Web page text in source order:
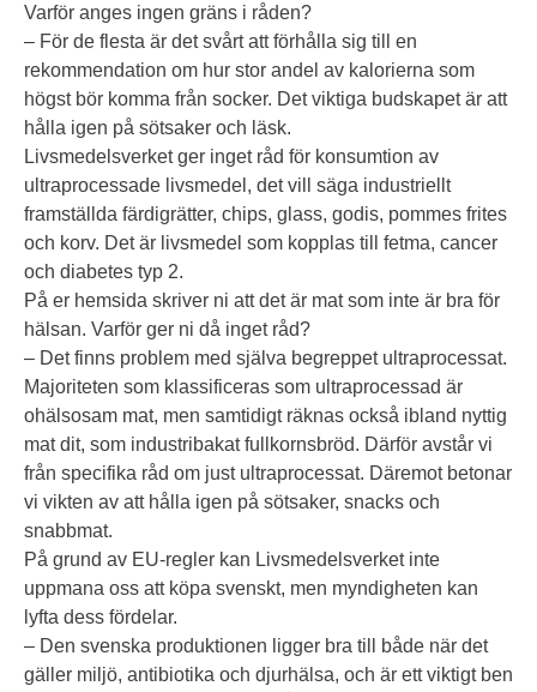
Varför anges ingen gräns i råden?
– För de flesta är det svårt att förhålla sig till en
rekommendation om hur stor andel av kalorierna som
högst bör komma från socker. Det viktiga budskapet är att
hålla igen på sötsaker och läsk.
Livsmedelsverket ger inget råd för konsumtion av
ultraprocessade livsmedel, det vill säga industriellt
framställda färdigrätter, chips, glass, godis, pommes frites
och korv. Det är livsmedel som kopplas till fetma, cancer
och diabetes typ 2.
På er hemsida skriver ni att det är mat som inte är bra för
hälsan. Varför ger ni då inget råd?
– Det finns problem med själva begreppet ultraprocessat.
Majoriteten som klassificeras som ultra­processad är
ohälsosam mat, men samtidigt räknas också ibland nyttig
mat dit, som industribakat fullkornsbröd. Därför avstår vi
från specifika råd om just ultraprocessat. Däremot betonar
vi vikten av att hålla igen på sötsaker, snacks och
snabbmat.
På grund av EU-regler kan Livsmedelsverket inte
uppmana oss att köpa svenskt, men myndigheten kan
lyfta dess fördelar.
– Den svenska produktionen ligger bra till både när det
gäller miljö, antibiotika och djurhälsa, och är ett viktigt ben